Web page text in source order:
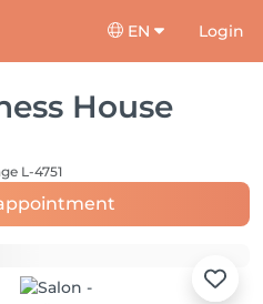
EN Login
House
L-4751